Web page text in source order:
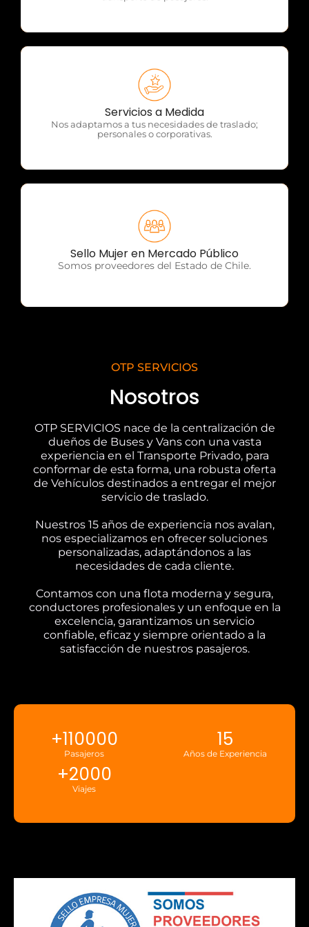
Servicios a Medida
Nos adaptamos a tus necesidades de traslado;
personales o corporativas.
OTP Servicios
Sello Mujer en Mercado Público
Somos proveedores del Estado de Chile.
OTP Servicios
OTP SERVICIOS
Nosotros
OTP SERVICIOS nace de la centralización de
dueños de Buses y Vans con una vasta
experiencia en el Transporte Privado, para
conformar de esta forma, una robusta oferta
de Vehículos destinados a entregar el mejor
servicio de traslado.
Nuestros 15 años de experiencia nos avalan,
nos especializamos en ofrecer soluciones
personalizadas, adaptándonos a las
necesidades de cada cliente.
Contamos con una flota moderna y segura,
conductores profesionales y un enfoque en la
excelencia, garantizamos un servicio
confiable, eficaz y siempre orientado a la
satisfacción de nuestros pasajeros.
Pasajeros
+110000
Años de Experiencia
15
Viajes
+2000